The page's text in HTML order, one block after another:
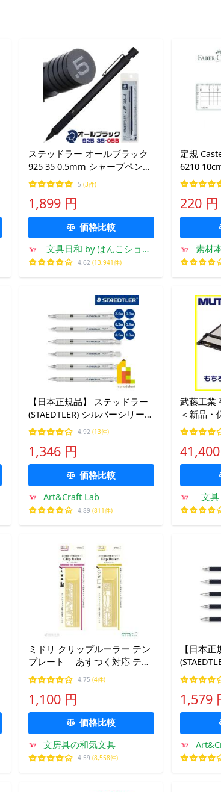
ステッドラー オールブラック
925 35 0.5mm シャープペンシ
ル 製図用シャーペン 鉛筆 メカ
ニカルペンシル
5 (3件)
1,899 円
価格比較
文具日和 by はんこショッ
プおとべ
4.62 (13,941件)
定規
6210
220 円
素材
【日本正規品】 ステッドラー
(STAEDTLER) シルバーシリーズ
製図用シャープペンシル 925
25
【2.0/0.3/0.5/0.7/0.9/1.3mm】
4.92 (13件)
1,346 円
価格比較
Art&Craft Lab
4.89 (811件)
武藤工業
＜新品・
り
文
ミドリ クリップルーラー テン
プレート あすつく対応 テン
プレート 定規 かわいい ネコ
飾り罫
4.75 (4件)
1,100 円
価格比較
文房具の和気文具
4.59 (8,558件)
【日本
ーズ 製
925 35
【0.3/
1,579